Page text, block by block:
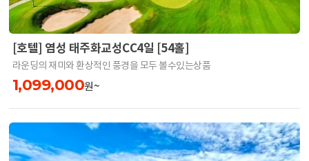
[호텔] 염성 태주화교성CC4일 [54홀]
라운딩의 재미와 환상적인 풍경을 모두 볼수있는상품
1,099,000원~